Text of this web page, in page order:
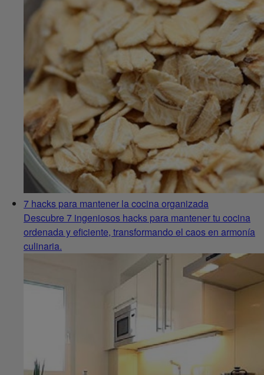
7 hacks para mantener la cocina organizada
Descubre 7 ingeniosos hacks para mantener tu cocina
ordenada y eficiente, transformando el caos en armonía
culinaria.